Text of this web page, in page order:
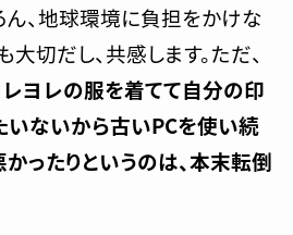
ん、地球環境に負担をかけな
切だし、共感します。ただ、
ヨレの服を着てて自分の印
いないから古いPCを使い続
ったりというのは、本末転倒